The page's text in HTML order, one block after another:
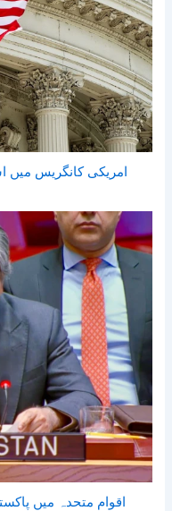
امریکی کانگریس میں
اقوام متحدہ میں